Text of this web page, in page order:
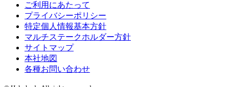
ご利用にあたって
プライバシーポリシー
特定個人情報基本方針
マルチステークホルダー方針
サイトマップ
本社地図
各種お問い合わせ